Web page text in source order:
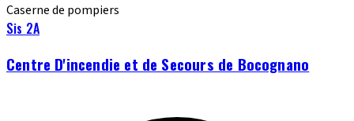
Caserne de pompiers
Sis 2A
Centre D'incendie et de Secours de Bocognano